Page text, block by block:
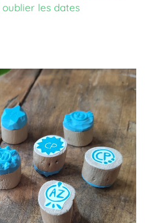
les dates